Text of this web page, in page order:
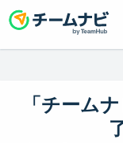
「チーム